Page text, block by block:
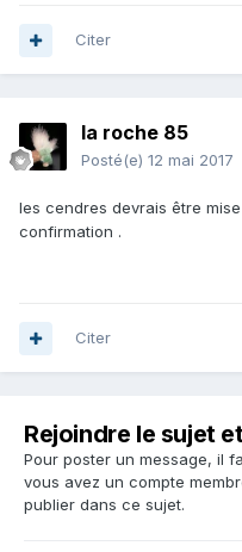
Citer
la roche 85
Posté(e) 12 mai 2017
les cendres devrais être
confirmation .
Citer
Rejoindre le sujet
Pour poster un message, il
vous avez un compte
publier dans ce sujet.